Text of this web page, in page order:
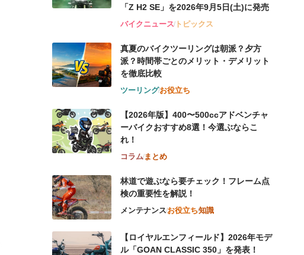
「Z H2 SE」を2026年9月5日(土)に発売
バイクニューストピックス
真夏のバイクツーリングは朝派？夕方
派？時間帯ごとのメリット・デメリット
を徹底比較
ツーリングお役立ち
【2026年版】400〜500ccアドベンチャ
ーバイクおすすめ8選！今選ぶならこ
れ！
コラムまとめ
林道で遊ぶなら要チェック！フレーム点
検の重要性を解説！
メンテナンスお役立ち知識
【ロイヤルエンフィールド】2026年モデ
ル「GOAN CLASSIC 350」を発表！